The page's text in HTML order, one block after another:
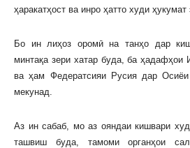
ҳаракатҳост ва инро ҳатто худи
Бо ин лиҳоз оромӣ на танҳо дар
минтақа зери хатар буда, ба ҳадафҳои
ва ҳам Федератсияи Русия дар
мекунад.
Аз ин сабаб, мо аз ояндаи кишвари
ташвиш буда, тамоми органҳои